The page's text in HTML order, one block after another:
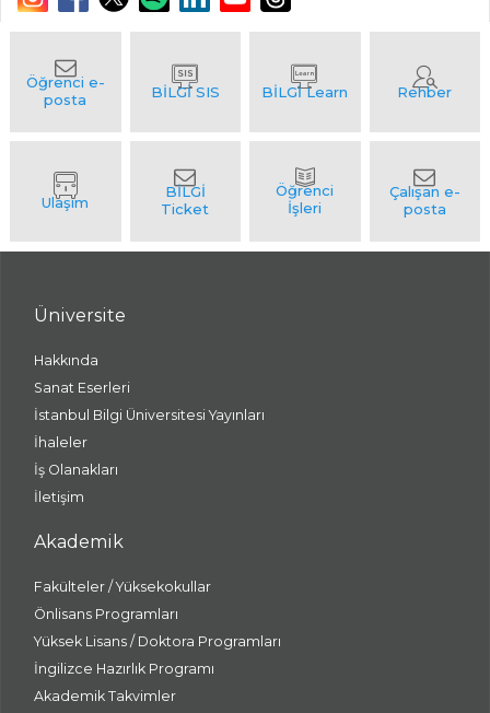
Üniversite
Hakkında
Sanat Eserleri
İstanbul Bilgi Üniversitesi Yayınları
İhaleler
İş Olanakları
İletişim
Akademik
Fakülteler / Yüksekokullar
Önlisans Programları
Yüksek Lisans / Doktora Programları
İngilizce Hazırlık Programı
Akademik Takvimler